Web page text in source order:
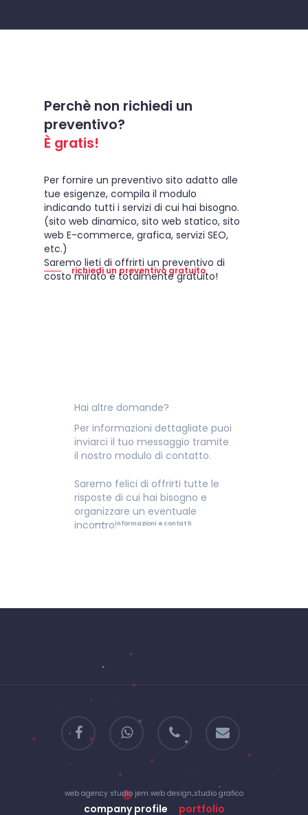
Perchè non richiedi un
preventivo?
È gratis!
Per fornire un preventivo sito adatto alle
tue esigenze, compila il modulo
indicando tutti i servizi di cui hai bisogno.
(sito web dinamico, sito web statico, sito
web E-commerce, grafica, servizi SEO,
etc.)
Saremo lieti di offrirti un preventivo di
costo mirato e totalmente gratuito!
richiedi un preventivo gratuito
Hai altre domande?
Per informazioni dettagliate puoi
inviarci il tuo messaggio tramite
il nostromodulo di contatto.
Saremo felici di offrirti tutte le
risposte di cui hai bisogno e
organizzare un eventuale
incontro.informazioni e contatti
facebook whatsapp phone
web agency.studio jem.web design.studio grafico
company profile portfolio